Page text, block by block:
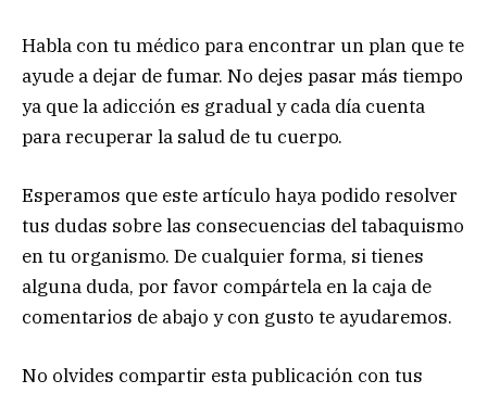
Habla con tu médico para encontrar un plan que te
ayude a dejar de fumar. No dejes pasar más tiempo
ya que la adicción es gradual y cada día cuenta
para recuperar la salud de tu cuerpo.
Esperamos que este artículo haya podido resolver
tus dudas sobre las consecuencias del tabaquismo
en tu organismo. De cualquier forma, si tienes
alguna duda, por favor compártela en la caja de
comentarios de abajo y con gusto te ayudaremos.
No olvides compartir esta publicación con tus